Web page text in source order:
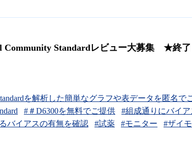
Community Standardレビュー大募集 ★終
を解析した簡単なグラフや表データを匿名で
#＃D6300を無料でご提供
#組成通りにバイ
バイアスの有無を確認 #試薬 #モニター #ザイ